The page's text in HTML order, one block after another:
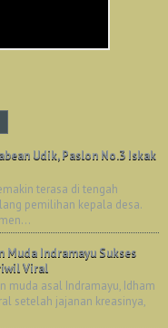
Udik, Paslon No.3 Iskak
terasa di tengah
pemilihan kepala desa.
Muda Indramayu Sukses
Viral
muda asal Indramayu, Idham
setelah jajanan kreasinya,